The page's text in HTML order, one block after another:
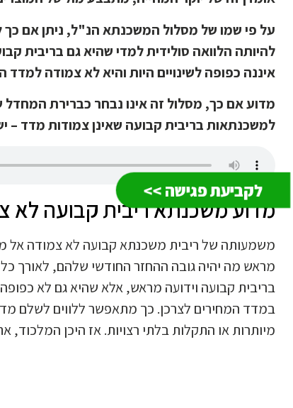
לקביעת פגישה >>
על פי שמו של מסלול המשכנתא הנ"ל, ניתן אם
להיותה הלוואה סולידית למדי שהיא גם בריבית
איננה כפופה לשינויים היות והיא לא צמודה למדד
מדוע אם כך, מסלול זה אינו נבחר כברירת המחדל
למשכנתאות בריבית קבועה שאינן צמודות מדד –
מדוע משכנתא ריבית קבועה
משמעותה של ריבית משכנתא קבועה לא צמודה אל
מראש מה יהיה גובה ההחזר החודשי שלהם,
בריבית קבועה וידועה מראש, אלא שהיא גם לא כפופה
במדד המחירים לצרכן. כך מתאפשר ללווים לשלם
מיותרות או התקלות בלתי רצויות. אז היכן